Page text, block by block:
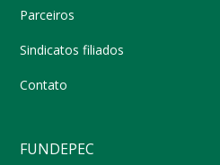
Parceiros
Sindicatos filiados
Contato
FUNDEPEC